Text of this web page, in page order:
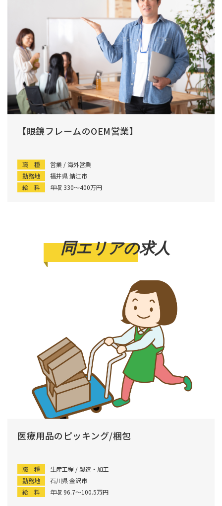
【眼鏡フレームのOEM営業】
職 種
営業 / 海外営業
勤務地
福井県 鯖江市
給 料
年収 330〜400万円
同エリアの求人
医療用品のピッキング/梱包
職 種
生産工程 / 製造・加工
勤務地
石川県 金沢市
給 料
年収 96.7〜100.5万円